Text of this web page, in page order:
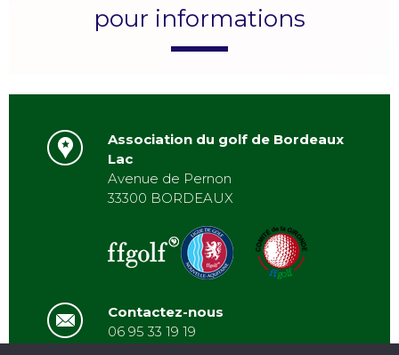
pour informations
Association du golf de Bordeaux
Lac
Avenue de Pernon
33300 BORDEAUX
Contactez-nous
06 95 33 19 19